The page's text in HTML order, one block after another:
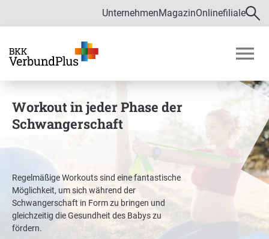
Unternehmen
Über uns
Zahlen und Daten
Bekämpfung von Fehlverhalten im
Gesundheitswesen
Verwaltungsrat
Satzung
Karriere
MagazinOnlinefiliale
o
e
ö
f
n
Workout in jeder Phase der
Schwangerschaft
Regelmäßige Workouts sind eine fantastische
Möglichkeit, um sich während der
Schwangerschaft in Form zu bringen und
gleichzeitig die Gesundheit des Babys zu
fördern.
Direkt zur Hauptnavigation (Enter drücken)
Direkt zur Suche (Enter drücken)
Direkt zum Hauptinhalt (Enter drücken)